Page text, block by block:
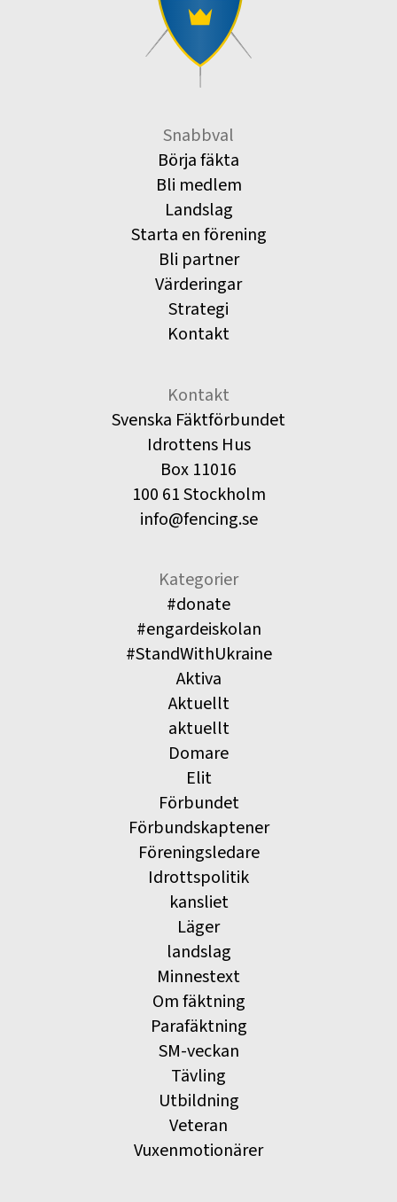
Snabbval
Börja fäkta
Bli medlem
Landslag
Starta en förening
Bli partner
Värderingar
Strategi
Kontakt
Kontakt
Svenska Fäktförbundet
Idrottens Hus
Box 11016
100 61 Stockholm
info@fencing.se
Kategorier
#donate
#engardeiskolan
#StandWithUkraine
Aktiva
Aktuellt
aktuellt
Domare
Elit
Förbundet
Förbundskaptener
Föreningsledare
Idrottspolitik
kansliet
Läger
landslag
Minnestext
Om fäktning
Parafäktning
SM-veckan
Tävling
Utbildning
Veteran
Vuxenmotionärer